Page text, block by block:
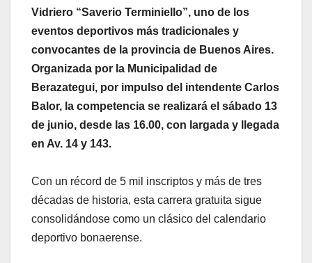
Vidriero “Saverio Terminiello”, uno de los
eventos deportivos más tradicionales y
convocantes de la provincia de Buenos Aires.
Organizada por la Municipalidad de
Berazategui, por impulso del intendente Carlos
Balor, la competencia se realizará el sábado 13
de junio, desde las 16.00, con largada y llegada
en Av. 14 y 143.
Con un récord de 5 mil inscriptos y más de tres
décadas de historia, esta carrera gratuita sigue
consolidándose como un clásico del calendario
deportivo bonaerense.